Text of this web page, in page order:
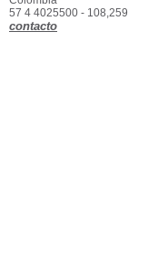
57 4 4025500 - 108,259
contacto